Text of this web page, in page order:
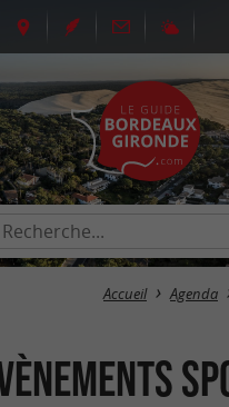
Accueil Agenda